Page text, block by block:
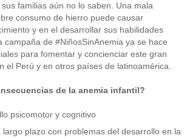
familias aún no lo saben. Una mala
consumo de hierro puede causar
y en el desarrollar sus habilidades
de #NiñosSinAnemia ya se hace
para fomentar y concienciar este gran
el Perú y en otros países de latinoamérica.
de la anemia infantil?
psicomotor y cognitivo
largo plazo con problemas del desarrollo en la